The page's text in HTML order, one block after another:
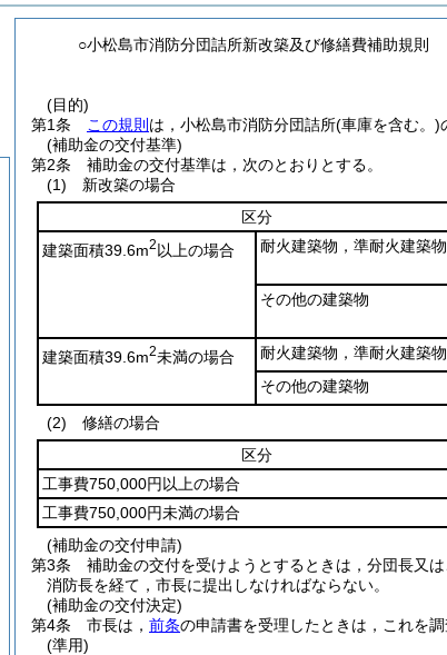
○小松島市消防分団詰所新改築及び修繕費補助規則
(目的)
第1条
この規則 は，小松島市消防分団詰所(車庫を含む。)
(補助金の交付基準)
第2条
補助金の交付基準は，次のとおりとする。
(1)
新改築の場合
区分
建築面積39.6m2 以上の場合 耐火建築物，準耐火建築物
その他の建築物
建築面積39.6m2未満の場合 耐火建築物，準耐火建築物
その他の建築物
(2)
修繕の場合
区分
工事費750,000円以上の場合
工事費750,000円未満の場合
(補助金の交付申請)
第3条
補助金の交付を受けようとするときは，分団長又
消防長を経て，市長に提出しなければならない。
(補助金の交付決定)
第4条
市長は， 前条の申請書を受理したときは，これを
(準用)